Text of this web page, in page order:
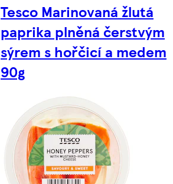
Tesco Marinovaná žlutá
paprika plněná čerstvým
sýrem s hořčicí a medem
90g